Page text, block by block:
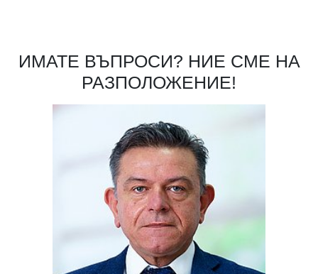
ИМАТЕ ВЪПРОСИ? НИЕ СМЕ НА
РАЗПОЛОЖЕНИЕ!